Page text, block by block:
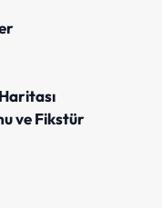
ve Fikstür